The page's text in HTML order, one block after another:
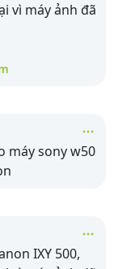
vì máy ảnh đã
máy sony w50
IXY 500,